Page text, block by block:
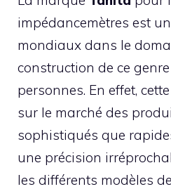
impédancemètres est
mondiaux dans le
construction de ce
personnes. En effet,
sur le marché des
sophistiqués que
une précision
les différents modèles